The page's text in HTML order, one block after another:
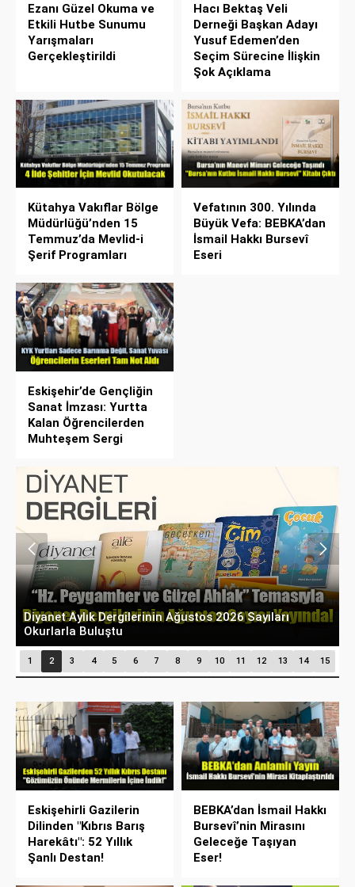
Ezanı Güzel Okuma ve
Etkili Hutbe Sunumu
Yarışmaları
Gerçekleştirildi
Hacı Bektaş Veli
Derneği Başkan Adayı
Yusuf Edemen’den
Seçim Sürecine İlişkin
Şok Açıklama
Kütahya Vakıflar Bölge
Müdürlüğü’nden 15
Temmuz’da Mevlid-i
Şerif Programları
Vefatının 300. Yılında
Büyük Vefa: BEBKA’dan
İsmail Hakkı Bursevî
Eseri
Eskişehir’de Gençliğin
Sanat İmzası: Yurtta
Kalan Öğrencilerden
Muhteşem Sergi
Diyanet Aylık Dergilerinin Ağustos 2026 Sayıları
Okurlarla Buluştu
1 2 3 4 5 6 7 8 9 10 11 12 13 14 15
Eskişehirli Gazilerin
Dilinden "Kıbrıs Barış
Harekâtı": 52 Yıllık
Şanlı Destan!
BEBKA’dan İsmail Hakkı
Bursevî’nin Mirasını
Geleceğe Taşıyan
Eser!